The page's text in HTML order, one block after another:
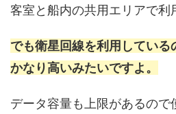
客室と船内の共用エリアで利
でも衛星回線を利用している
かなり高いみたいですよ。
データ容量も上限があるの